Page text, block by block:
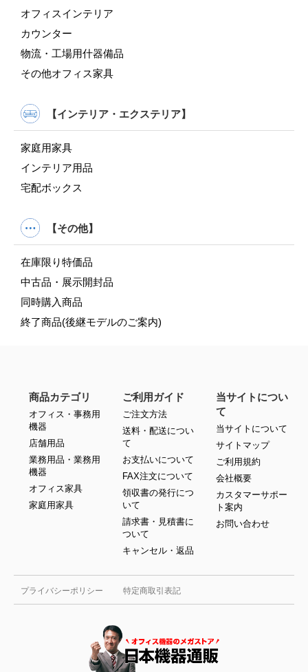
オフィスインテリア
カウンター
物流・工場用什器備品
その他オフィス家具
【インテリア・エクステリア】
家庭用家具
インテリア用品
宅配ボックス
【その他】
在庫限り特価品
中古品・展示開封品
同時購入商品
終了商品(後継モデルのご案内)
プライバシーポリシー 特定商取引表記
商品カテゴリ
オフィス・事務用
機器
店舗用品
業務用品・業務用
機器
オフィス家具
家庭用家具
ご利用ガイド
ご注文方法
送料・配送につい
て
お支払いについて
FAX注文について
領収書の発行につ
いて
請求書・見積書に
ついて
キャンセル・返品
当サイトについ
て
当サイトについて
サイトマップ
ご利用規約
会社概要
カスタマーサポー
ト案内
お問い合わせ